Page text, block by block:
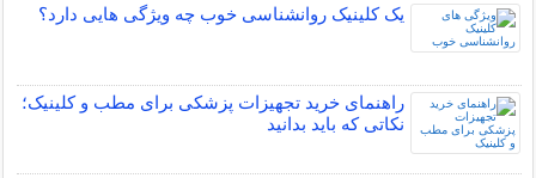
یک کلینیک روانشناسی خوب چه ویژگی هایی دارد؟
راهنمای خرید تجهیزات پزشکی برای مطب و کلینیک؛
نکاتی که باید بدانید